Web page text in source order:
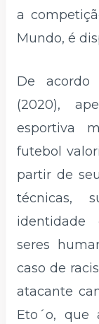
a
Mundo, é
De
(2020),
esportiva
futebol
partir de
técnicas,
identidade
seres
caso de
atacante
Eto´o, que